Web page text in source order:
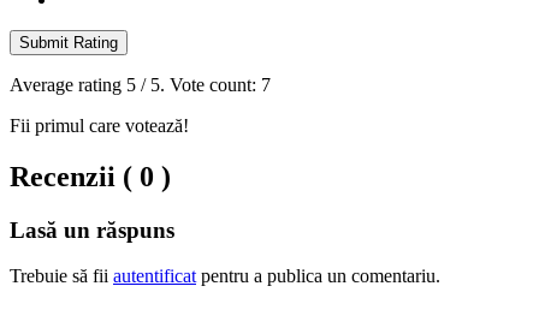
Submit Rating
Average rating 5 / 5. Vote count: 7
Fii primul care votează!
Recenzii ( 0 )
Lasă un răspuns
Trebuie să fii autentificat pentru a publica un comentariu.